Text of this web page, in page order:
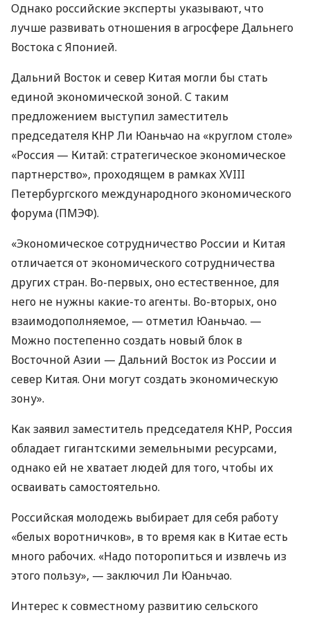
Однако российские эксперты указывают, что
лучше развивать отношения в агросфере Дальнего
Востока с Японией.
Дальний Восток и север Китая могли бы стать
единой экономической зоной. С таким
предложением выступил заместитель
председателя КНРЛи Юаньчао на «круглом столе»
«Россия — Китай: стратегическое экономическое
партнерство», проходящем в рамкахXVIII
Петербургского международного экономического
форума (ПМЭФ).
«Экономическое сотрудничество России и Китая
отличается от экономического сотрудничества
других стран. Во-первых, оно естественное, для
него не нужны какие-то агенты. Во-вторых, оно
взаимодополняемое, — отметил Юаньчао. —
Можно постепенно создать новый блок в
Восточной Азии — Дальний Восток из России и
север Китая. Они могут создать экономическую
зону».
Как заявил заместитель председателя КНР, Россия
обладает гигантскими земельными ресурсами,
однако ей не хватает людей для того, чтобы их
осваивать самостоятельно.
Российская молодежь выбирает для себя работу
«белых воротничков», в то время как в Китае есть
много рабочих. «Надо поторопиться и извлечь из
этого пользу», — заключил Ли Юаньчао.
Интерес к совместному развитию сельского